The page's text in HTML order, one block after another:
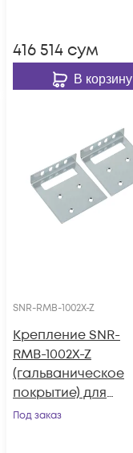
416 514 сум
В корзину
SNR-RMB-1002X-Z
Крепление SNR-
RMB-1002X-Z
(гальваническое
покрытие) для
маршрутизаторов
Под заказ